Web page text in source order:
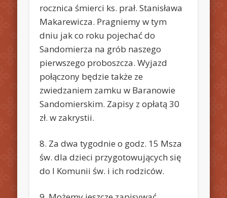
rocznica śmierci ks. prał. Stanisława
Makarewicza. Pragniemy w tym
dniu jak co roku pojechać do
Sandomierza na grób naszego
pierwszego proboszcza. Wyjazd
połączony będzie także ze
zwiedzaniem zamku w Baranowie
Sandomierskim. Zapisy z opłatą 30
zł. w zakrystii.
8. Za dwa tygodnie o godz. 15 Msza
św. dla dzieci przygotowujących się
do I Komunii św. i ich rodziców.